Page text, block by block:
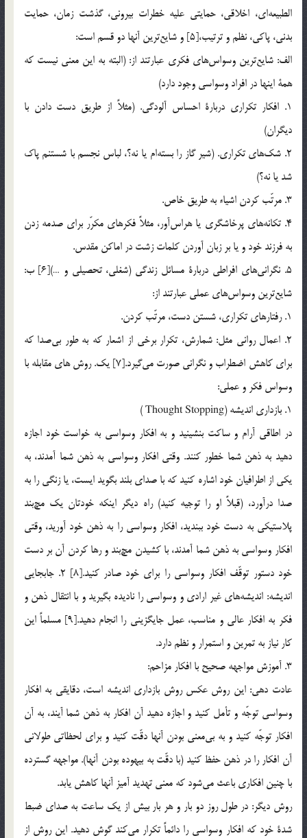
الطبيعه‌اي، اخلاقي، حمايتي عليه خطرات بيروني، گذشت زمان، حمايت
بدني، پاكي، نظم و ترتيب،[5] و شايع‌ترين آنها دو قسم است:
الف: شايع‌ترين وسواس‌هاي فكري عبارتند از: (البته به اين معني نيست كه
همة اينها در افراد وسواسي وجود دارد)
1. افكار تكراري دربارة احساس آلودگي. (مثلاً از طريق دست دادن با
ديگران)
2. شك‌هاي تكراري. (شير گاز را بسته‌ام يا نه؟، لباس نجسم با شستنم پاك
شد يا نه؟)
3. مرتّب كردن اشياء به طريق خاص.
4. تكانه‌هاي پرخاشگري يا هراس‌آور، مثلاً فكرهاي مكرّر براي صدمه زدن
به فرزند خود و يا بر زبان آوردن كلمات زشت در اماكن مقدس.
5. نگراني‌هاي افراطي دربارة مسائل زندگي (شغلي، تحصيلي و …)[6] ب:
شايع‌ترين وسواس‌هاي عملي عبارتند از:
1. رفتارهاي تكراري، شستن دست، مرتّب كردن.
2. اعمال رواني مثل: شمارش، تكرار برخي از اشعار كه به طور بي‌صدا كه
براي كاهش اضطراب و نگراني صورت مي‌گيرد.[7] يک. روش هاي مقابله با
وسواس فكر و عملي:
1. بازداري انديشه (Thought Stopping )
در اطاقي آرام و ساكت بنشينيد و به افكار وسواسي به خواست خود اجازه
دهيد به ذهن شما خطور كنند. وقتي افكار وسواسي به ذهن شما آمدند، به
يكي از اطرافيان خود اشاره كنيد كه با صداي بلند بگويد ايست، يا زنگي را به
صدا درآورد، (قبلاً او را توجيه كنيد) راه ديگر اينكه خودتان يك مچ‌بند
پلاستيكي به دست خود ببنديد، افكار وسواسي را به ذهن خود آوريد، وقتي
افكار وسواسي به ذهن شما آمدند، با كشيدن مچ‌بند و رها كردن آن بر دست
خود دستور توقّف افكار وسواسي را براي خود صادر كنيد.[8] 2. جابجايي
انديشه: انديشه‌هاي غير ارادي و وسواسي را ناديده بگيريد و با انتقال ذهن و
فكر به افكار عالي و مناسب، عمل جايگزيني را انجام دهيد.[9] مسلماً اين
كار نياز به تمرين و استمرار و نظم دارد.
3. آموزش مواجهه صحيح با افكار مزاحم:
عادت دهي: اين روش عكس روش بازداري انديشه است، دقايقي به افكار
وسواسي توجّه و تأمل كنيد و اجازه دهيد آن افكار به ذهن شما آيند، به آن
افكار توجّه كنيد و به بي‌معني بودن آنها دقّت كنيد و براي لحظاتي طولاني
آن افكار را در ذهن حفظ كنيد (با دقّت به بيهوده بودن آنها). مواجهه گسترده
با چنين افكاري باعث مي‌شود كه معني تهديد آميز آنها كاهش يابد.
روش ديگر: در طول روز دو بار و هر بار بيش از يك ساعت به صداي ضبط
شدة خود كه افكار وسواسي را دائماً تكرار مي‌كند گوش دهيد. اين روش از